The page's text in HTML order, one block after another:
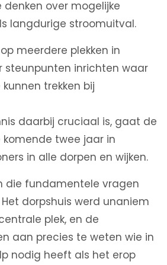
over mogelijke
langdurige stroomuitval.
meerdere plekken in
steunpunten inrichten waar
trekken bij
daarbij cruciaal is, gaat de
twee jaar in
in alle dorpen en wijken.
die fundamentele vragen
dorpshuis werd unaniem
plek, en de
aan precies te weten wie in
nodig heeft als het erop